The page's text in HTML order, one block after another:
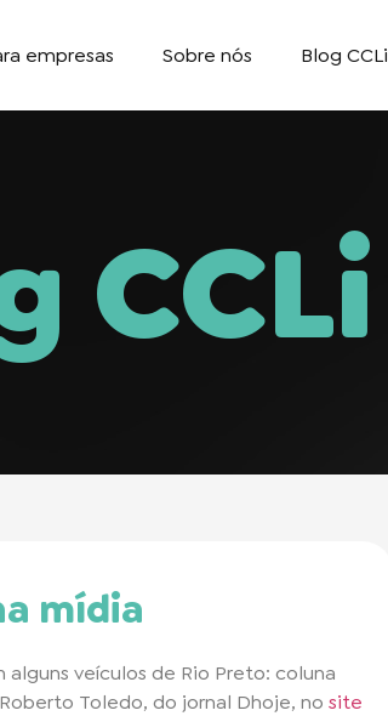
empresas Sobre nós Blog CCLi
CCLi
mídia
veículos de Rio Preto: coluna
Toledo, do jornal Dhoje, no site